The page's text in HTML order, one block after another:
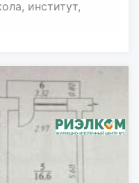
институт,